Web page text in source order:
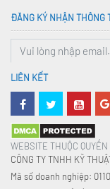
ĐĂNG KÝ NHẬN THÔNG
LIÊN KẾT
WEBSITE THUỘC QUYỀN
CÔNG TY TNHH KỸ
Mã số doanh nghiệp: